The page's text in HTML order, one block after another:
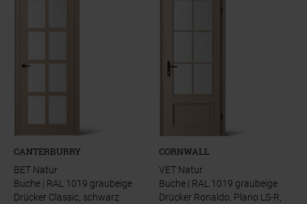
CANTERBURRY
BET Natur
Buche | RAL 1019 graubeige
Drücker Classic, schwarz
CORNWALL
VET Natur
Buche | RAL 1019 graubeige
Drücker Ronaldo, Plano LS-R,